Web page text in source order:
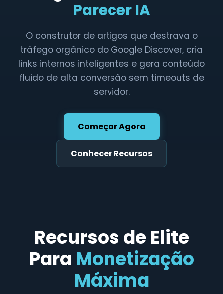
Parecer IA
O construtor de artigos que destrava o
tráfego orgânico do Google Discover, cria
links internos inteligentes e gera conteúdo
fluido de alta conversão sem timeouts de
servidor.
Começar Agora
Conhecer Recursos
Recursos de Elite
Para Monetização
Máxima